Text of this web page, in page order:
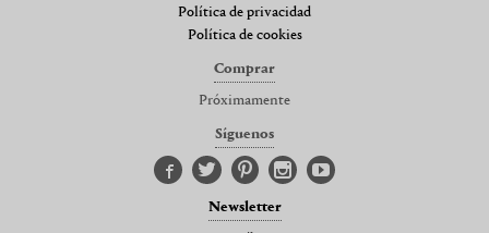
Política de privacidad
Política de cookies
Comprar
Próximamente
Síguenos
Newsletter